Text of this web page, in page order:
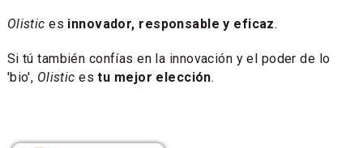
Olistic es innovador, responsable y eficaz.
Si tú también confías en la innovación y el poder de lo
'bio', Olistic estu mejor elección.